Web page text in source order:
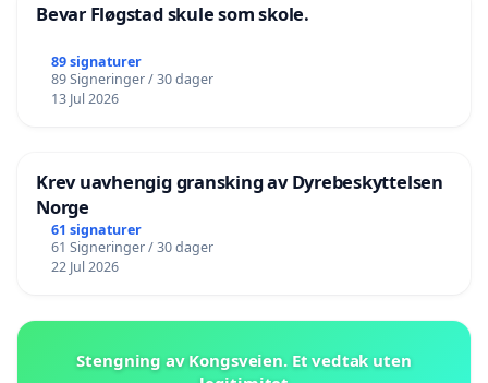
Bevar Fløgstad skule som skole.
89 signaturer
89 Signeringer / 30 dager
13 Jul 2026
Krev uavhengig gransking av Dyrebeskyttelsen
Norge
61 signaturer
61 Signeringer / 30 dager
22 Jul 2026
Stengning av Kongsveien. Et vedtak uten